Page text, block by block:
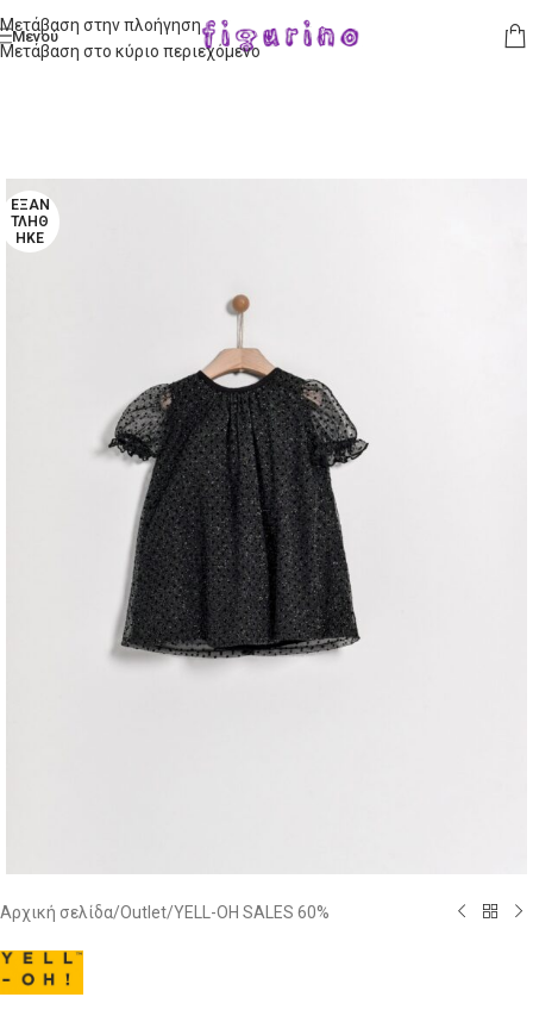
Μετάβαση στην πλοήγηση
Μετάβαση στο κύριο περιεχόμενο
Μενού
ΕΞΑΝ
ΤΛΉΘ
ΗΚΕ
Αρχική σελίδα/Outlet/YELL-OH SALES 60%